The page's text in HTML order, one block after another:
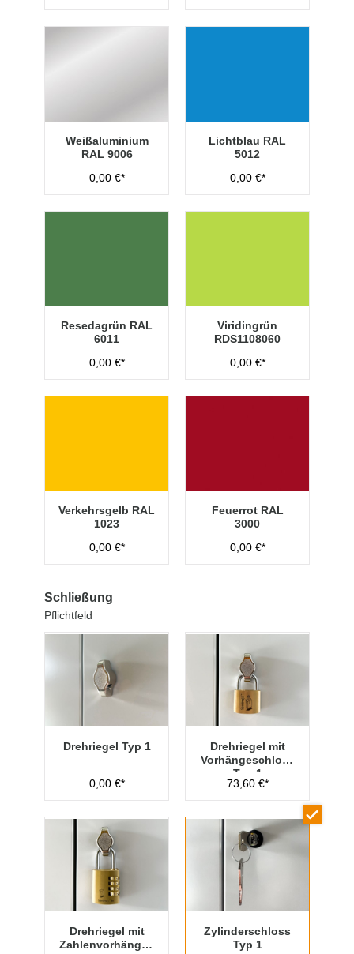
Weißaluminium
RAL 9006
0,00 €*
Lichtblau RAL
5012
0,00 €*
Resedagrün RAL
6011
0,00 €*
Viridingrün
RDS1108060
0,00 €*
Verkehrsgelb RAL
1023
0,00 €*
Feuerrot RAL
3000
0,00 €*
Schließung
Pflichtfeld
Drehriegel Typ 1
0,00 €*
Drehriegel mit
Vorhängeschloss
Typ 1
73,60 €*
Drehriegel mit
Zahlenvorhänges
Zylinderschloss
Typ 1